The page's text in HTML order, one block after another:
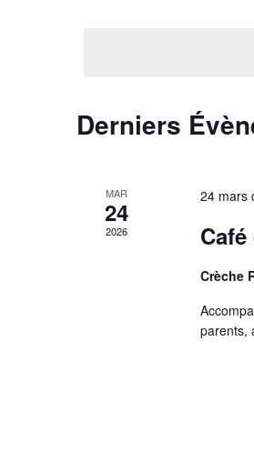
Derniers
MAR
24
2026
24 mars
Crèche
parents,